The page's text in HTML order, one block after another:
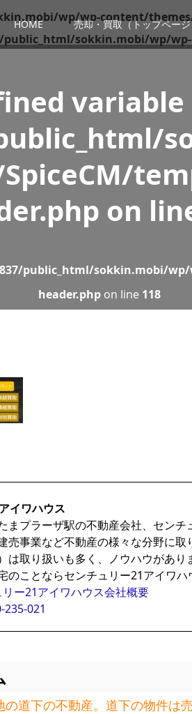
HOME 売却・買取（トップペー
wp/wp-content/
public_html/sokkin.mobi/wp/
on
public_html/sokkin.mobi/
header.php on line 118
イワハウス
まプラーザ駅の不動産会社、セン
売事業など不動産の様々な分野に
は取り扱いも多く、ノウハウがあ
のことならセンチュリー21アイワハ
ー21アイワハウス会社概要
235-021
の道下の不動産。道下の物件は